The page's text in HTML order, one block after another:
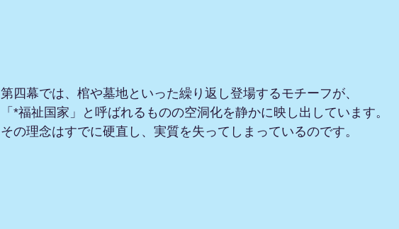
第四幕では、棺や墓地といった繰り返し登場するモチーフが、
「*福祉国家」と呼ばれるものの空洞化を静かに映し出しています。
その理念はすでに硬直し、実質を失ってしまっているのです。